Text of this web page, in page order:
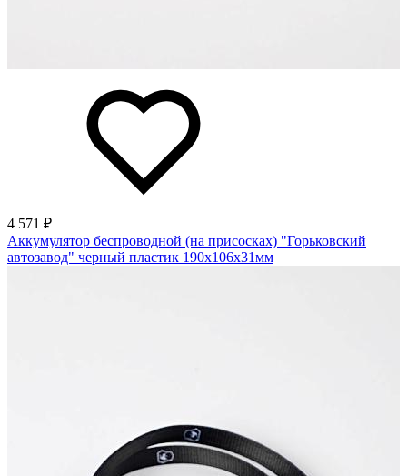
4 571 ₽
Аккумулятор беспроводной (на присосках) "Горьковский
автозавод" черный пластик 190x106x31мм